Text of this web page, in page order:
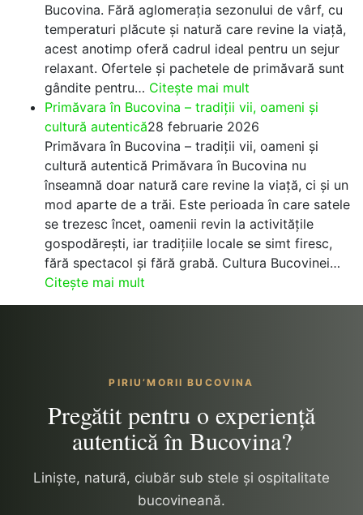
Bucovina
–
pensiuni
apreciate
și
recomandări
reale
Bucovina. Fără aglomerația sezonului de vârf, cu
temperaturi plăcute și natură care revine la viață,
acest anotimp oferă cadrul ideal pentru un sejur
relaxant. Ofertele și pachetele de primăvară sunt
gândite pentru… Citește mai mult
Primăvara
în
Bucovina
–
oferte
și
pachete
pentru
un
liniștit
Primăvara în Bucovina – tradiții vii, oameni și
cultură autentică28 februarie 2026
Primăvara în Bucovina – tradiții vii, oameni și
cultură autentică Primăvara în Bucovina nu
înseamnă doar natură care revine la viață, ci și un
mod aparte de a trăi. Este perioada în care satele
se trezesc încet, oamenii revin la activitățile
gospodărești, iar tradițiile locale se simt firesc,
fără spectacol și fără grabă. Cultura Bucovinei…
Citește mai mult
Primăvara
tradiții
oameni
și
autentică
PIRIU’MORII BUCOVINA
Pregătit pentru o experiență
autentică în Bucovina?
Liniște, natură, ciubăr sub stele și ospitalitate
bucovineană.